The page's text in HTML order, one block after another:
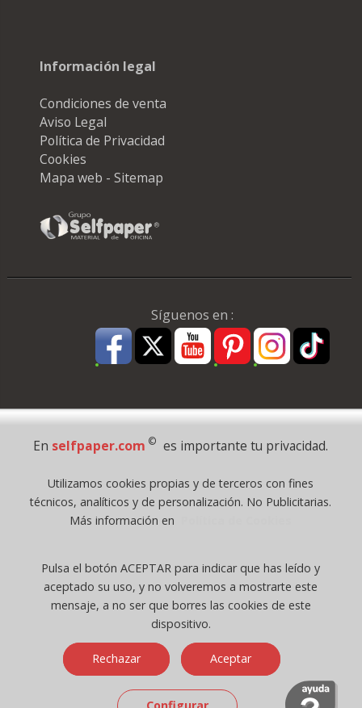
Información legal
Condiciones de venta
Aviso Legal
Política de Privacidad
Cookies
Mapa web - Sitemap
Síguenos en :
Pago Seguro
Todos los derechos reservados
©selfpaper.com, y las webs de ©gruposelfpaper.org están gestionadas, y
Registro Mercantil de Valencia ( España ) CEE:
Tomo 7263, Libro 4565, Folio 1, Sección 8, Hoja V-85203.
Móvil / Tablet - Bot mozilla/5.0 (linux; android 14; pixel 8)
applewebkit/537.36 (khtml, like gecko) chrome/131.0.0.0 mobile
Chrome
En selfpaper.com © es importante tu privacidad.
Utilizamos cookies propias y de terceros con fines
técnicos, analíticos y de personalización. No Publicitarias.
Más información en
Pulsa el botón ACEPTAR para indicar que has leído y
aceptado su uso, y no volveremos a mostrarte este
mensaje, a no ser que borres las cookies de este
dispositivo.
Rechazar Aceptar
Configurar